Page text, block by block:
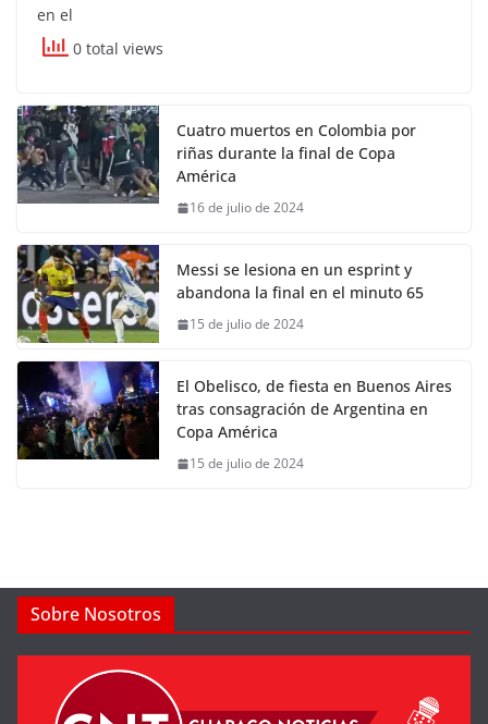
en el
0 total views
Cuatro muertos en Colombia por
riñas durante la final de Copa
América
16 de julio de 2024
Messi se lesiona en un esprint y
abandona la final en el minuto 65
15 de julio de 2024
El Obelisco, de fiesta en Buenos Aires
tras consagración de Argentina en
Copa América
15 de julio de 2024
Sobre Nosotros